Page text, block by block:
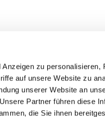
zu personalisieren,
auf unsere Website zu
unserer Website an
Unsere Partner führen diese
die Sie ihnen
Land!
Land!
Abenteuer im